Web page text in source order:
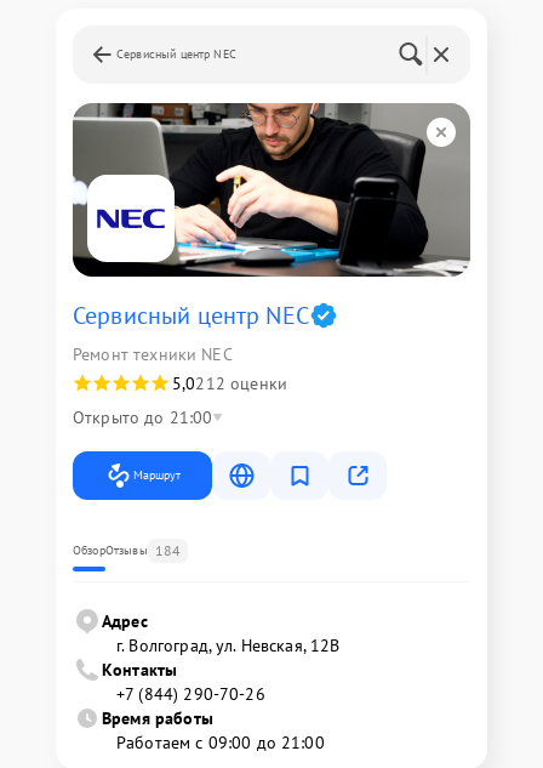
Сервисный центр NEC
Сервисный центр NEC
Ремонт техники NEC
5,0212 оценки
Открыто до 21:00
Маршрут
ОбзорОтзывы 184
Адрес
г. Волгоград, ул. Невская, 12В
Контакты
+7 (844) 290-70-26
Время работы
Работаем с 09:00 до 21:00